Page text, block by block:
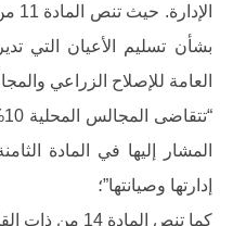
بشأن تسليم الأعيان التي
العامة للإصلاح الزراعي
المشار إليها في المادة
إدارتها وصيانتها”؛
كما تنص المادة 14 من ذات القانون المذكور على أن: